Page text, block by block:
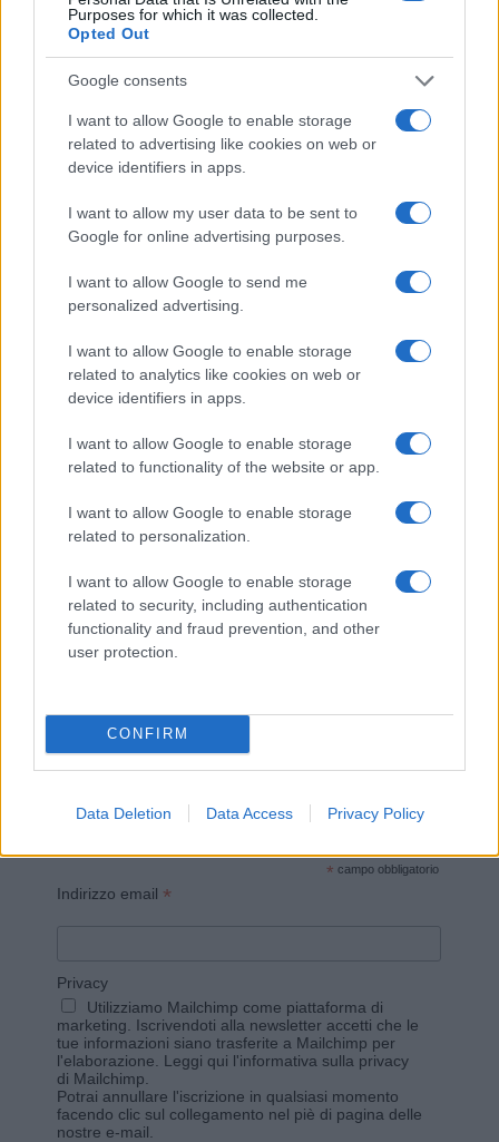
Purposes for which it was collected.
Opted Out
Google consents
I want to allow Google to enable storage
related to advertising like cookies on web or
device identifiers in apps.
I want to allow my user data to be sent to
Google for online advertising purposes.
I want to allow Google to send me
personalized advertising.
I want to allow Google to enable storage
related to analytics like cookies on web or
device identifiers in apps.
I want to allow Google to enable storage
related to functionality of the website or app.
I want to allow Google to enable storage
related to personalization.
I want to allow Google to enable storage
related to security, including authentication
functionality and fraud prevention, and other
user protection.
CONFIRM
Data Deletion Data Access Privacy Policy
Martina Agostina Diturco
I nostri cari
I nostri cari
Invia un Comunicato Stampa|Pubblicità|
Vuoi rimanere sempre aggiornato?
Iscriviti alla newsletter di Gallura Oggi e ricevi le nostre
* campo obbligatorio
Indirizzo email *
Privacy
Utilizziamo Mailchimp come piattaforma di
marketing. Iscrivendoti alla newsletter accetti che le
tue informazioni siano trasferite a Mailchimp per
l'elaborazione. Leggi qui l'informativa sulla privacy
di Mailchimp
Potrai annullare l'iscrizione in qualsiasi momento
facendo clic sul collegamento nel piè di pagina delle
nostre e-mail.